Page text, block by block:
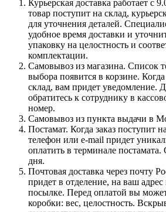
Курьерская доставка работает с
товар поступит на склад,
для уточнения деталей.
удобное время доставки и
упаковку на целостность и
комплектации.
Самовывоз из магазина. Список
выбора появится в корзине.
склад, вам придет уведомление.
обратитесь к сотруднику в
номер.
Самовывоз из пункта выдачи в
Постамат. Когда заказ поступит
телефон или e-mail придет
оплатить в терминале
дня.
Почтовая доставка через почту
придет в отделение, на ваш
посылке. Перед оплатой вы
коробки: вес, целостность.